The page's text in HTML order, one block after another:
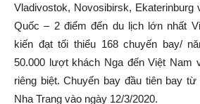
Vladivostok, Novosibirsk, Ekaterinburg
Quốc – 2 điểm đến du lịch lớn nhất
kiến đạt tối thiểu 168 chuyến bay/
50.000 lượt khách Nga đến Việt Nam
riêng biệt. Chuyến bay đầu tiên bay
Nha Trang vào ngày 12/3/2020.